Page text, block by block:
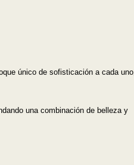
único de sofisticación a cada uno,
una combinación de belleza y